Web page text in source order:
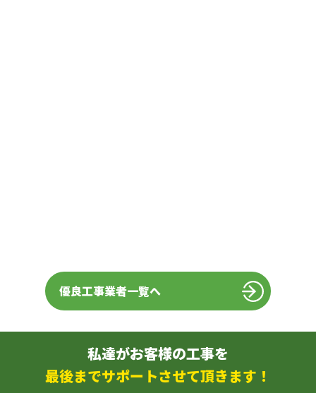
優良工事業者一覧へ
私達がお客様の工事を
最後までサポートさせて頂きます！